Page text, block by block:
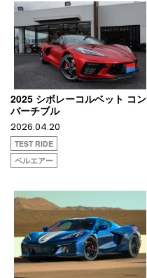
2025 シボレーコルベット コン
バーチブル
2026.04.20
TEST RIDE
ベルエアー